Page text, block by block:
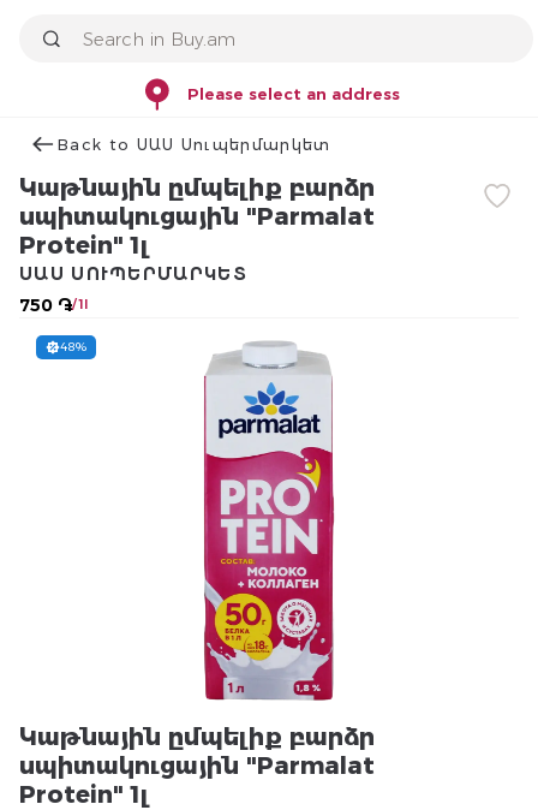
Please select an address
Back to ՍԱՍ Սուպերմարկետ
Կաթնային ըմպելիք բարձր
սպիտակուցային "Parmalat
Protein" 1լ
750 ֏/ 1l
ՍԱՍ ՍՈՒՊԵՐՄԱՐԿԵՏ
48%
Կաթնային ըմպելիք բարձր
սպիտակուցային "Parmalat
Protein" 1լ